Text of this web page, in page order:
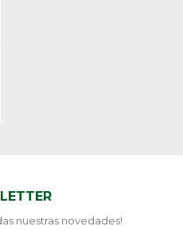
nuestras novedades!